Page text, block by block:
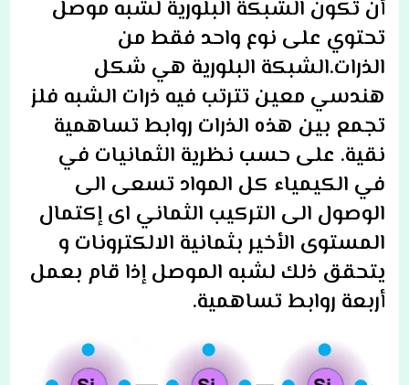
أن تكون الشبكة البلورية لشبه موصل
تحتوي على نوع واحد فقط من
الذرات.الشبكة البلورية هي شكل
هندسي معين تترتب فيه ذرات الشبه فلز
تجمع بين هذه الذرات روابط تساهمية
نقية. على حسب نظرية الثمانيات في
في الكيمياء كل المواد تسعى الى
الوصول الى التركيب الثماني اى إكتمال
المستوى الأخير بثمانية الالكترونات و
يتحقق ذلك لشبه الموصل إذا قام بعمل
أربعة روابط تساهمية.